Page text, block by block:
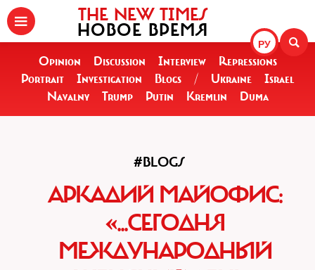
РУ
THE NEW TIMES
НОВОЕ ВРЕМЯ
Opinion Discussion Interview
Repressions
Portrait
Investigation Blogs / Ukraine
Israel
Navalny
Trump Putin Kremlin Duma
#BLOGS
АРКАДИЙ МАЙОФИС:
«...СЕГОДНЯ
МЕЖДУНАРОДНЫЙ